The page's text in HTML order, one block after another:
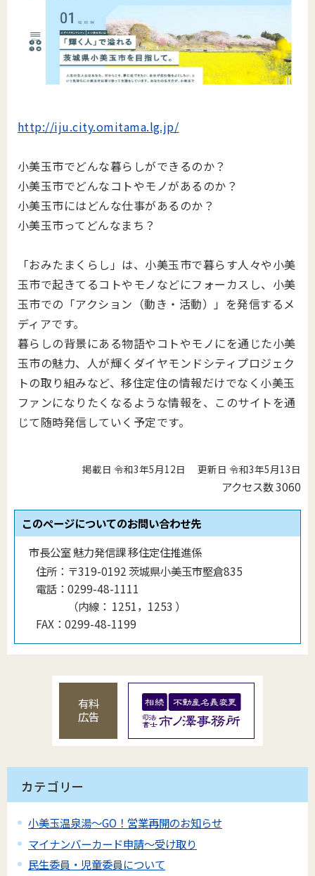
http://iju.city.omitama.lg.jp/
小美玉市でどんな暮らしができるのか？
小美玉市でどんなコトやモノがあるのか？
小美玉市にはどんな仕事があるのか？
小美玉市ってどんなまち？
「おみたまくらし」は、小美玉市で暮らす人々や小美
玉市で起きてるコトやモノなどにフォーカスし、小美
玉市での「アクション（動き・活動）」を発信するメ
ディアです。
暮らしの背景にある物語やコトやモノにを通じた小美
玉市の魅力、人が輝くダイヤモンドシティプロジェク
トの取り組みなど、移住定住の情報だけでなく小美玉
ファンになりたくなるような情報を、このサイトを通
じて随時発信していく予定です。
掲載日 令和3年5月12日 更新日 令和3年5月13日
アクセス数3060
このページについてのお問い合わせ先
市長公室 魅力発信課 移住定住推進係
住所： 〒319-0192 茨城県小美玉市堅倉835
電話： 0299-48-1111
（内線 ： 1251，1253 ）
FAX： 0299-48-1199
有料
広告
カテゴリー
小美玉温泉湯～GO！営業再開のお知らせ
マイナンバーカード申請～受け取り
民生委員・児童委員について